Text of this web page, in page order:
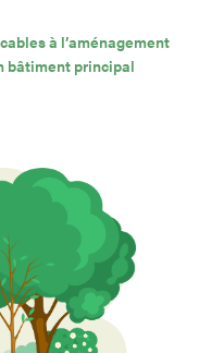
à l’aménagement
bâtiment principal